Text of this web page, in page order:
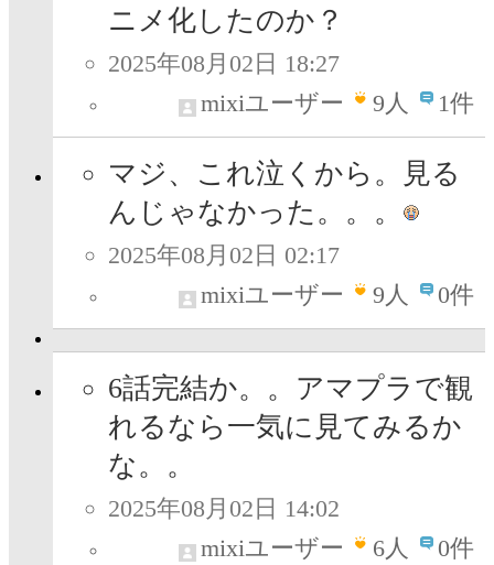
ニメ化したのか？
2025年08月02日 18:27
mixiユーザー
9人 1件
マジ、これ泣くから。見る
んじゃなかった。。。
2025年08月02日 02:17
mixiユーザー
9人 0件
6話完結か。。アマプラで観
れるなら一気に見てみるか
な。。
2025年08月02日 14:02
mixiユーザー
6人 0件